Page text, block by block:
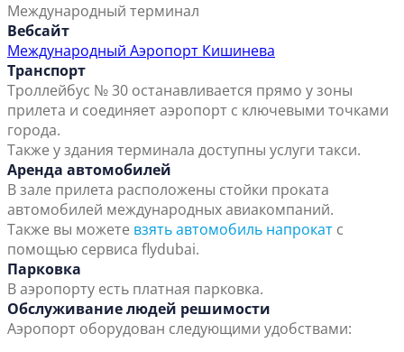
Международный терминал
Вебсайт
Международный Аэропорт Кишинева
Транспорт
Троллейбус № 30 останавливается прямо у зоны
прилета и соединяет аэропорт с ключевыми точками
города.
Также у здания терминала доступны услуги такси.
Аренда автомобилей
В зале прилета расположены стойки проката
автомобилей международных авиакомпаний.
Также вы можете взять автомобиль напрокат с
помощью сервиса flydubai.
Парковка
В аэропорту есть платная парковка.
Обслуживание людей решимости
Аэропорт оборудован следующими удобствами: